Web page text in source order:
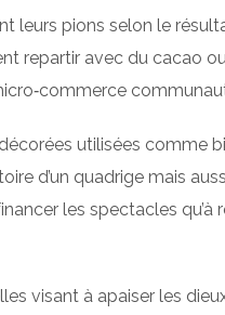
leurs pions selon le
repartir avec du cacao
utilisées comme
d’un quadrige mais
les spectacles qu’à
visant à apaiser les